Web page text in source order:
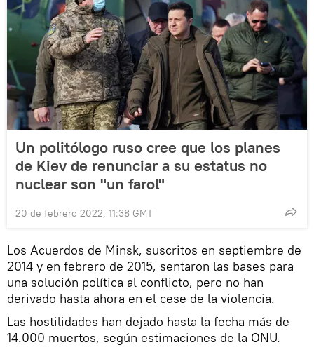
Un politólogo ruso cree que los planes
de Kiev de renunciar a su estatus no
nuclear son "un farol"
20 de febrero 2022, 11:38 GMT
Los Acuerdos de Minsk, suscritos en septiembre de
2014 y en febrero de 2015, sentaron las bases para
una solución política al conflicto, pero no han
derivado hasta ahora en el cese de la violencia.
Las hostilidades han dejado hasta la fecha más de
14.000 muertos, según estimaciones de la ONU.